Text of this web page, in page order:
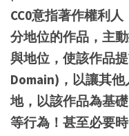
CC0意指著作權利
分地位的作品，主
與地位，使該作品
Domain)，以讓其
地，以該作品為基
等行為！甚至必要